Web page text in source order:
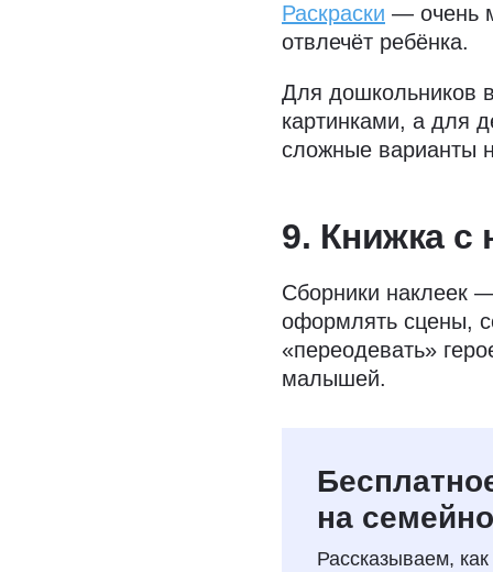
Раскраски — очень
отвлечёт ребёнка.
Для дошкольников
картинками, а для
сложные варианты
9. Книжка с
Сборники наклеек
оформлять сцены,
«переодевать»
малышей.
на
Рассказываем,